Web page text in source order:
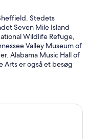
Stedets
Seven Mile Island
Wildlife Refuge,
Valley Museum of
Alabama Music Hall of
Arts er også et besøg